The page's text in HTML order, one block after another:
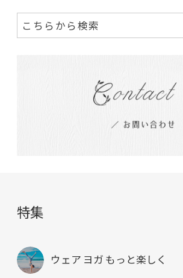
特集
ウェア ヨガ もっと楽しく